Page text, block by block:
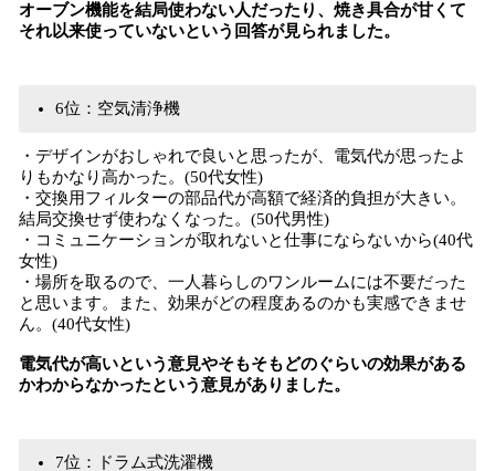
オーブン機能を結局使わない人だったり、焼き具合が甘くて
それ以来使っていないという回答が見られました。
6位：空気清浄機
・デザインがおしゃれで良いと思ったが、電気代が思ったよ
りもかなり高かった。(50代女性)
・交換用フィルターの部品代が高額で経済的負担が大きい。
結局交換せず使わなくなった。(50代男性)
・コミュニケーションが取れないと仕事にならないから(40代
女性)
・場所を取るので、一人暮らしのワンルームには不要だった
と思います。また、効果がどの程度あるのかも実感できませ
ん。(40代女性)
電気代が高いという意見やそもそもどのぐらいの効果がある
かわからなかったという意見がありました。
7位：ドラム式洗濯機